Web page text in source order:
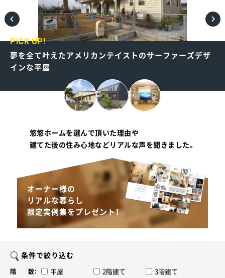
PICK UP!
夢を全て叶えたアメリカンテイストのサーファーズデザ
インな平屋
悠悠ホームを選んで頂いた理由や
建てた後の住み心地などリアルな声を聞きました。
オーナー様の
リアルな暮らし
限定実例集をプレゼント！
条件で絞り込む
階 数： 平屋 2階建て 3階建て